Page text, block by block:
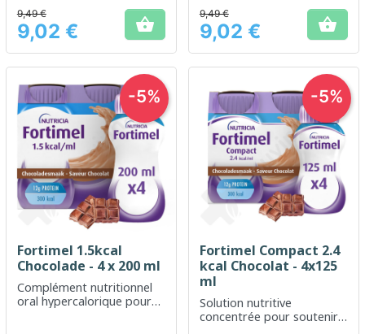
Prix
9,49 €
9,02 €  Prix
9,49 €
9,02 € 
Fortimel 1.5kcal
Chocolade - 4 x 200 ml
Complément nutritionnel
oral hypercalorique pour
-5%
Fortimel Compact 2.4
kcal Chocolat - 4x125
ml
Solution nutritive
concentrée pour soutenir
-5%